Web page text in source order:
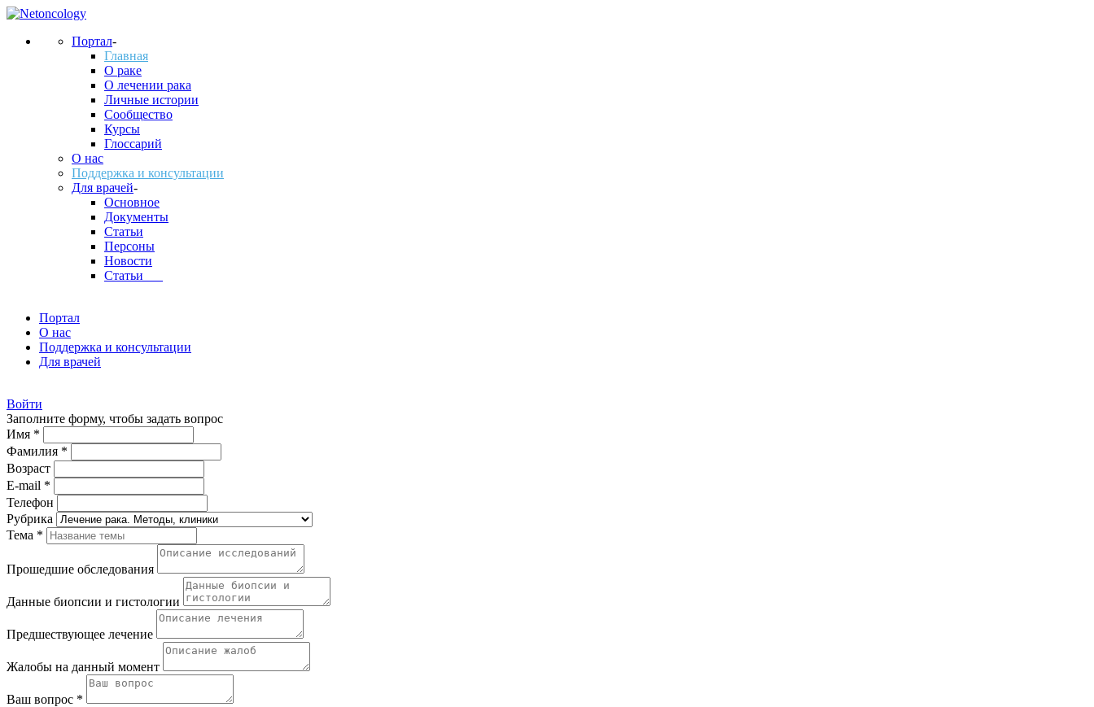
Портал-
Главная
О раке
О лечении рака
Личные истории
Сообщество
Курсы
Глоссарий
О нас
Поддержка и консультации
Для врачей-
Основное
Документы
Статьи
Персоны
Новости
Статьи___
Портал
О нас
Поддержка и консультации
Для врачей
Войти
Заполните форму, чтобы задать вопрос
Имя *
Фамилия *
Возраст
E-mail *
Телефон
Рубрика
Тема *
Прошедшие обследования
Данные биопсии и гистологии
Предшествующее лечение
Жалобы на данный момент
Ваш вопрос *